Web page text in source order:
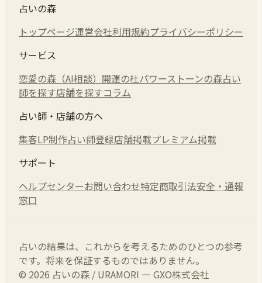
占いの森
トップページ運営会社利用規約プライバシーポリシー
サービス
恋愛の森（AI相談） 開運の杜パワーストーンの森占い
師を探す店舗を探すコラム
占い師・店舗の方へ
集客LP制作占い師登録店舗掲載プレミアム掲載
サポート
ヘルプセンターお問い合わせ特定商取引法安全・通報
窓口
占いの結果は、これからを考えるためのひとつの参考
です。将来を保証するものではありません。
© 2026 占いの森 / URAMORI — GXO株式会社